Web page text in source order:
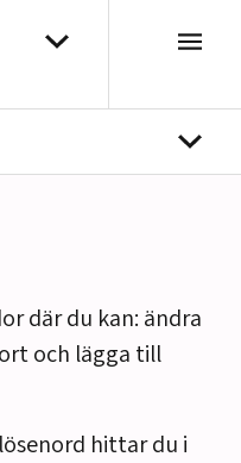
Välj distrikt
där du kan: ändra
och lägga till
hittar du i